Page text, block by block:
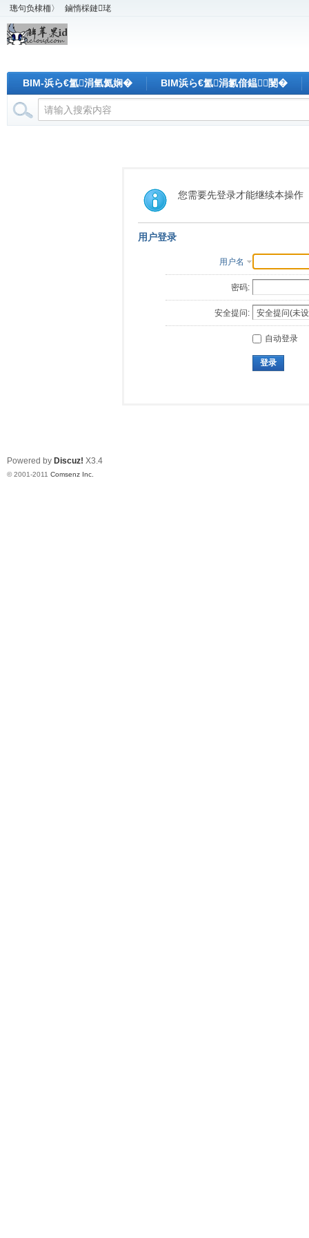
璁句负棣栭〉 鏀惰棌鏈珯
BIM-浜ら€氳涓氫氦娴� BIM浜ら€氳涓氱偣鎾闄�
您需要先登录才能继续本操作
用户登录
用户名
密码:
安全提问:
自动登录
登录
Powered by Discuz! X3.4
© 2001-2011 Comsenz Inc.